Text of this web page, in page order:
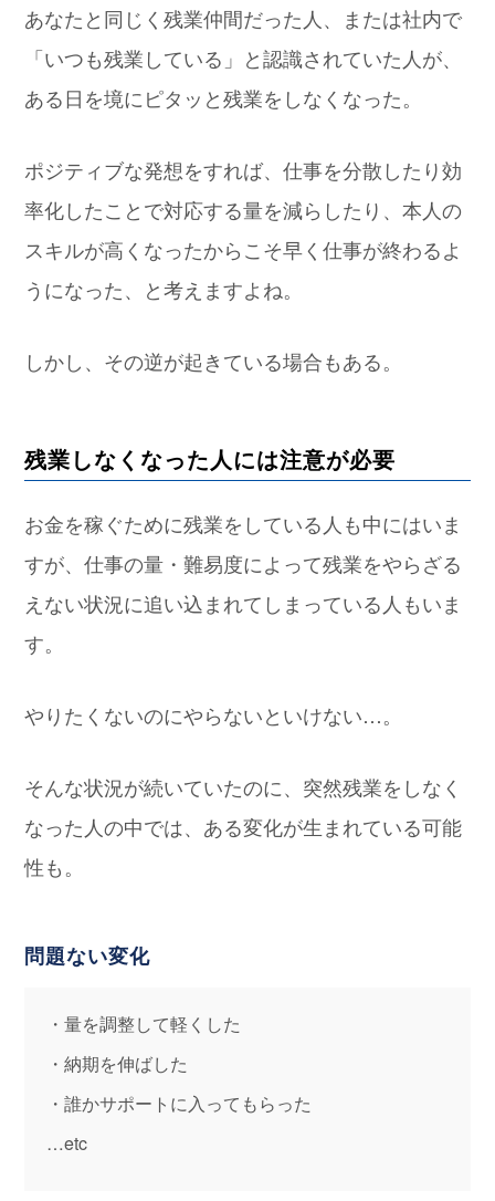
あなたと同じく残業仲間だった人、または社内で
「いつも残業している」と認識されていた人が、
ある日を境にピタッと残業をしなくなった。
ポジティブな発想をすれば、仕事を分散したり効
率化したことで対応する量を減らしたり、本人の
スキルが高くなったからこそ早く仕事が終わるよ
うになった、と考えますよね。
しかし、その逆が起きている場合もある。
残業しなくなった人には注意が必要
お金を稼ぐために残業をしている人も中にはいま
すが、仕事の量・難易度によって残業をやらざる
えない状況に追い込まれてしまっている人もいま
す。
やりたくないのにやらないといけない…。
そんな状況が続いていたのに、突然残業をしなく
なった人の中では、ある変化が生まれている可能
性も。
問題ない変化
・量を調整して軽くした
・納期を伸ばした
・誰かサポートに入ってもらった
…etc